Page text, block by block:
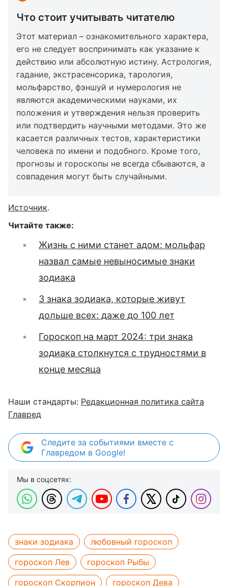
Что стоит учитывать читателю
Этот материал – ознакомительного характера,
его не следует воспринимать как указание к
действию или абсолютную истину. Астрология,
гадание, экстрасенсорика, тарология,
мольфарство, фэншуй и нумерология не
являются академическими науками, их
положения и утверждения нельзя проверить
или подтвердить научными методами. Это же
касается различных тестов, характеристики
человека по имени и подобного. Кроме того,
прогнозы и гороскопы не всегда сбываются, а
совпадения могут быть случайными.
Источник.
Читайте также:
Жизнь с ними станет адом: мольфар
назвал самые невыносимые знаки
зодиака
3 знака зодиака, которые живут
дольше всех: даже до 100 лет
Гороскоп на март 2024: три знака
зодиака столкнутся с трудностями в
конце месяца
Наши стандарты: Редакционная политика сайта
Главред
Следите за событиями вместе с
Главредом в Google!
Мы в соцсетях:
знаки зодиака
любовный гороскоп
гороскоп Лев
гороскоп Рыбы
гороскоп Скорпион
гороскоп Дева